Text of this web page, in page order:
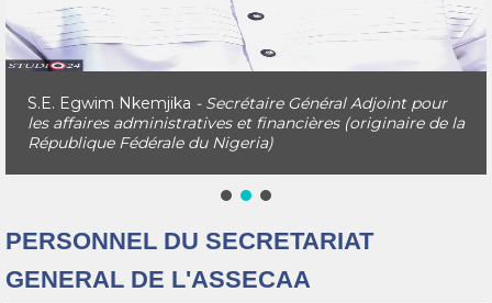
S.E. Egwim Nkemjika - Secrétaire Général Adjoint pour
les affaires administratives et financières (originaire de la
République Fédérale du Nigeria)
PERSONNEL DU SECRETARIAT
GENERAL DE L'ASSECAA